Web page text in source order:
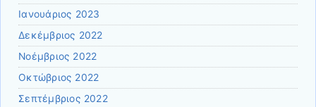
Ιανουάριος 2023
Δεκέμβριος 2022
Νοέμβριος 2022
Οκτώβριος 2022
Σεπτέμβριος 2022